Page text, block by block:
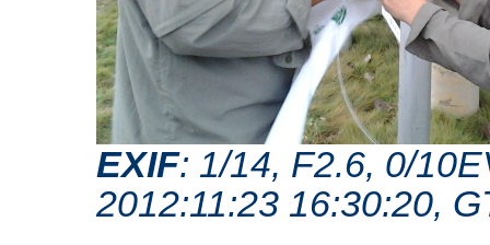
EXIF: 1/14, F2.6, 0/
2012:11:23 16:30:20,